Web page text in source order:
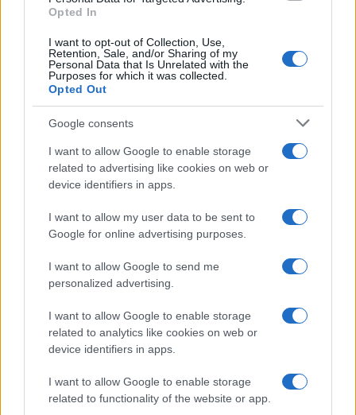
Opted In
I want to opt-out of Collection, Use,
Retention, Sale, and/or Sharing of my
Personal Data that Is Unrelated with the
Purposes for which it was collected.
Opted Out
Google consents
I want to allow Google to enable storage
related to advertising like cookies on web or
device identifiers in apps.
I want to allow my user data to be sent to
Google for online advertising purposes.
I want to allow Google to send me
personalized advertising.
I want to allow Google to enable storage
related to analytics like cookies on web or
device identifiers in apps.
I want to allow Google to enable storage
related to functionality of the website or app.
Πελατολογίου στον κλάδο του αυτοκινήτου δείχνουν,
παραβατικότητας.
Κατά το 2025 πραγματοποιήθηκαν 949 στοχευμένοι
παραβάσεις, με ποσοστό 53,2%. Συνολικά καταγράφηκαν
περισσότερες από 1.000 περιπτώσεις μη διαβίβασης
αποδείξεων στο myDATA και ισάριθμες παραβάσεις μη
Παράλληλα, η αποκρυβείσα φορολογητέα ύλη ξεπέρασε
τις 100.000 ευρώ, ενώ επιβλήθηκαν και αναστολές